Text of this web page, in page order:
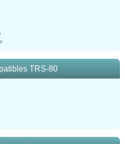
TRS-80